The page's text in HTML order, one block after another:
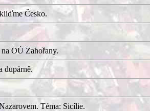
Česko.
OÚ Zahořany.
dupárně.
Téma: Sicílie.